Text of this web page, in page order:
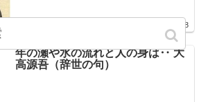
2022.01.08
年の瀬や水の流れと人の身は‥ 大
高源吾（辞世の句）